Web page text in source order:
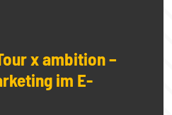
x ambition –
im E-